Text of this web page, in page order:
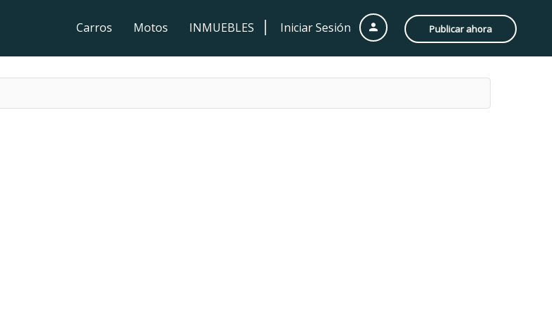
Iniciar Sesión Publicar ahora
Carros Motos INMUEBLES